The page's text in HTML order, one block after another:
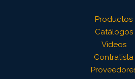
Productos
Catálogos
Videos
Contratista